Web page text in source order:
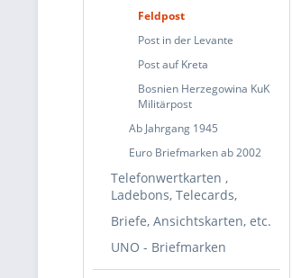
Feldpost
Post in der Levante
Post auf Kreta
Bosnien Herzegowina KuK
Militärpost
Ab Jahrgang 1945
Euro Briefmarken ab 2002
Telefonwertkarten ,
Ladebons, Telecards,
Briefe, Ansichtskarten, etc.
UNO - Briefmarken